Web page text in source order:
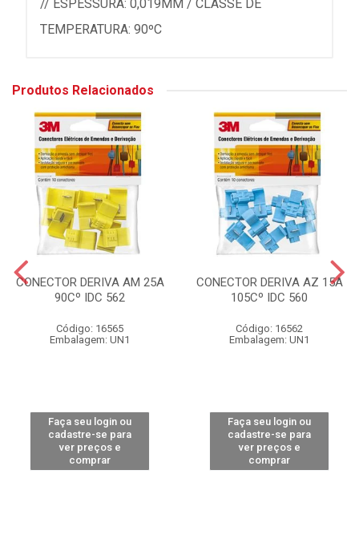
// ESPESSURA: 0,019MM / CLASSE DE
TEMPERATURA: 90ºC
Produtos Relacionados
CONECTOR DERIVA AM 25A
90Cº IDC 562
Código: 16565
Embalagem: UN1
Faça seu login ou
cadastre-se para
ver preços e
comprar
CONECTOR DERIVA AZ 15A
105Cº IDC 560
Código: 16562
Embalagem: UN1
Faça seu login ou
cadastre-se para
ver preços e
comprar